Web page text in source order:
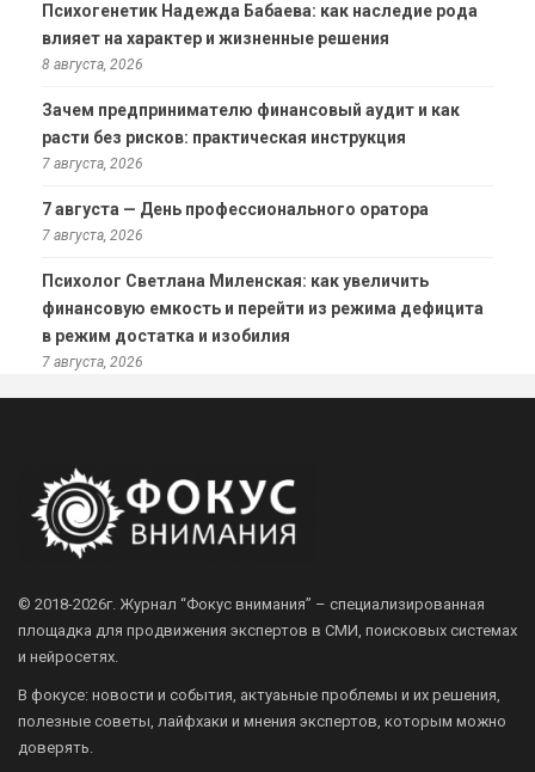
Психогенетик Надежда Бабаева: как наследие рода
влияет на характер и жизненные решения
8 августа, 2026
Зачем предпринимателю финансовый аудит и как
расти без рисков: практическая инструкция
7 августа, 2026
7 августа — День профессионального оратора
7 августа, 2026
Психолог Светлана Миленская: как увеличить
финансовую емкость и перейти из режима дефицита
в режим достатка и изобилия
7 августа, 2026
© 2018-2026г. Журнал “Фокус внимания” – специализированная
площадка для продвижения экспертов в СМИ, поисковых системах
и нейросетях.
В фокусе: новости и события, актуаьные проблемы и их решения,
полезные советы, лайфхаки и мнения экспертов, которым можно
доверять.